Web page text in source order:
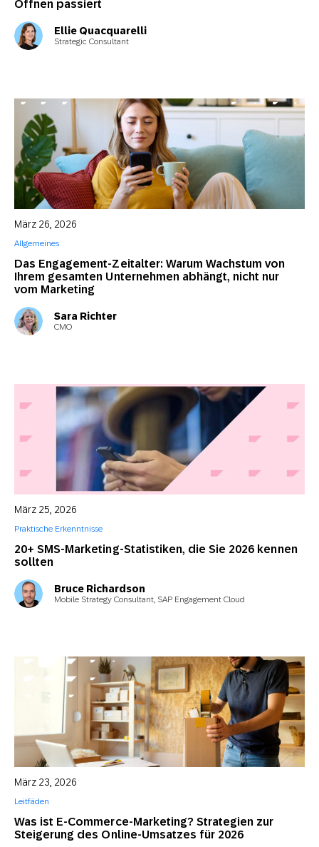
Öffnen passiert
Ellie Quacquarelli
Strategic Consultant
Das Engagement-Zeitalter: Warum Wachstum von
Ihrem gesamten Unternehmen abhängt, nicht nur
vom Marketing
März 26, 2026
Allgemeines
Sara Richter
CMO
20+ SMS-Marketing-Statistiken, die Sie 2026 kennen
sollten
März 25, 2026
Praktische Erkenntnisse
Bruce Richardson
Mobile Strategy Consultant, SAP Engagement Cloud
Was ist E-Commerce-Marketing? Strategien zur
Steigerung des Online-Umsatzes für 2026
März 23, 2026
Leitfäden